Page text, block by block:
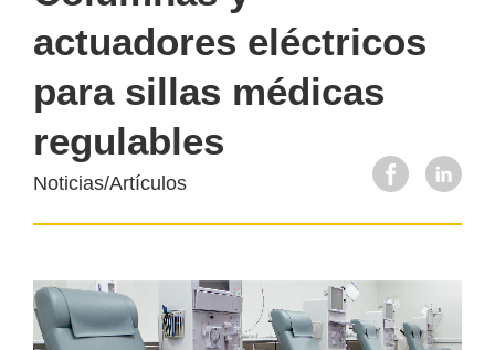
actuadores eléctricos
para sillas médicas
regulables
Noticias/Artículos